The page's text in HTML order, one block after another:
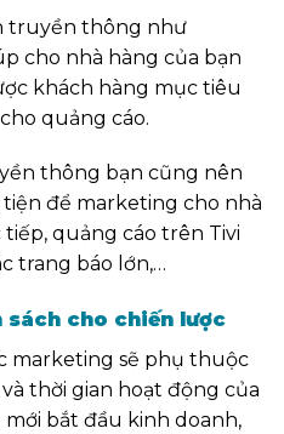
truyền thông như
cho nhà hàng của bạn
khách hàng mục tiêu
quảng cáo.
thông bạn cũng nên
để marketing cho nhà
quảng cáo trên Tivi
trang báo lớn,…
sách cho chiến lược
marketing sẽ phụ thuộc
thời gian hoạt động của
bắt đầu kinh doanh,